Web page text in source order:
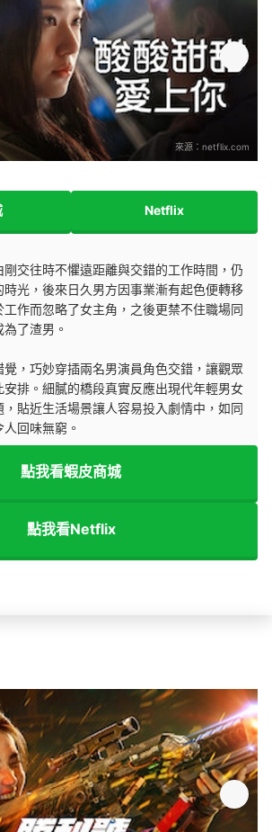
來源： netflix.com
Netflix
交往時不懼遠距離與交錯的工作時間，仍
光，後來日久男方因事業漸有起色便轉移
作而忽略了女主角，之後更禁不住職場同
了渣男。
，巧妙穿插兩名男演員角色交錯，讓觀眾
排。細膩的橋段真實反應出現代年輕男女
貼近生活場景讓人容易投入劇情中，如同
回味無窮。
點我看蝦皮商城
點我看Netflix